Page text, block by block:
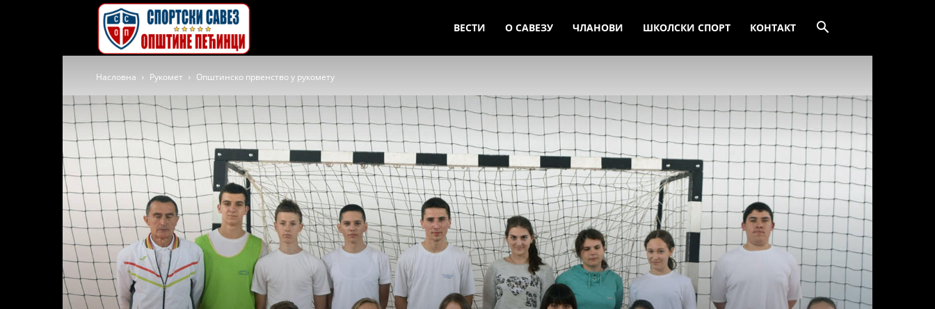
савез
општине
Пећинци
ВЕСТИ О САВЕЗУ ЧЛАНОВИ ШКОЛСКИ СПОРТ КОНТАКТ
Насловна Рукомет Општинско првенство у рукомету